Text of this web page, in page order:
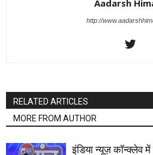
Aadarsh
http://
RELATED ARTICLES
MORE FROM AUTHOR
इंडिया न्यूज़ कॉन्क्लेव